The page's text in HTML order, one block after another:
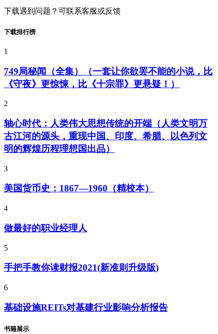
下载遇到问题？可联系客服或反馈
下载排行榜
1
749局秘闻（全集）（一套让你欲罢不能的小说，比
《守夜》更惊悚，比《十宗罪》更悬疑！）
2
轴心时代：人类伟大思想传统的开端（人类文明万
古江河的源头，重现中国、印度、希腊、以色列文
明的辉煌历程理想国出品）
3
美国货币史：1867—1960（精校本）
4
做最好的职业经理人
5
手把手教你读财报2021(新准则升级版)
6
基础设施REITs对基建行业影响分析报告
书籍展示